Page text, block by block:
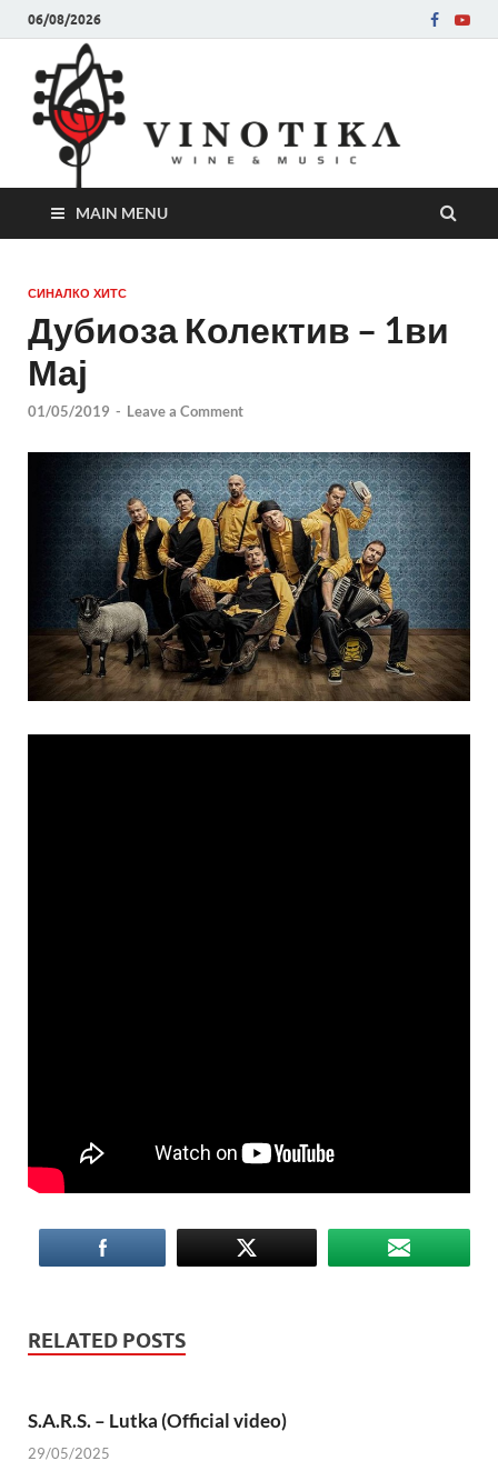
06/08/2026
MAIN MENU
СИНАЛКО ХИТС
Дубиоза Колектив – 1ви
Мај
01/05/2019 - Leave a Comment
RELATED POSTS
S.A.R.S. – Lutka (Official video)
29/05/2025